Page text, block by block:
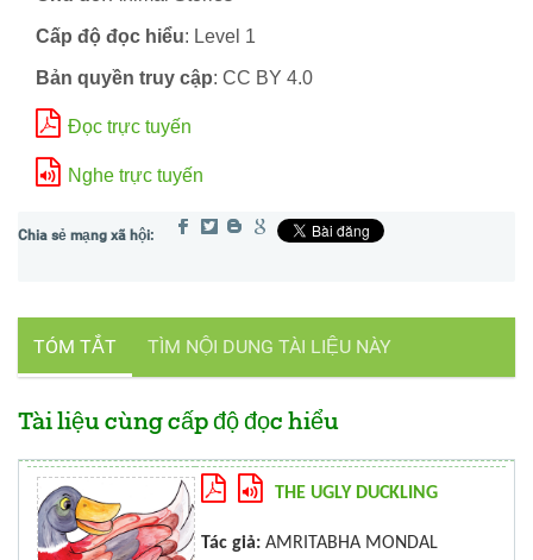
Cấp độ đọc hiểu: Level 1
Bản quyền truy cập: CC BY 4.0
Đọc trực tuyến
Nghe trực tuyến
TÓM TẮT TÌM NỘI DUNG TÀI LIỆU NÀY
Tài liệu cùng cấp độ đọc hiểu
THE UGLY DUCKLING
Tác giả: AMRITABHA MONDAL